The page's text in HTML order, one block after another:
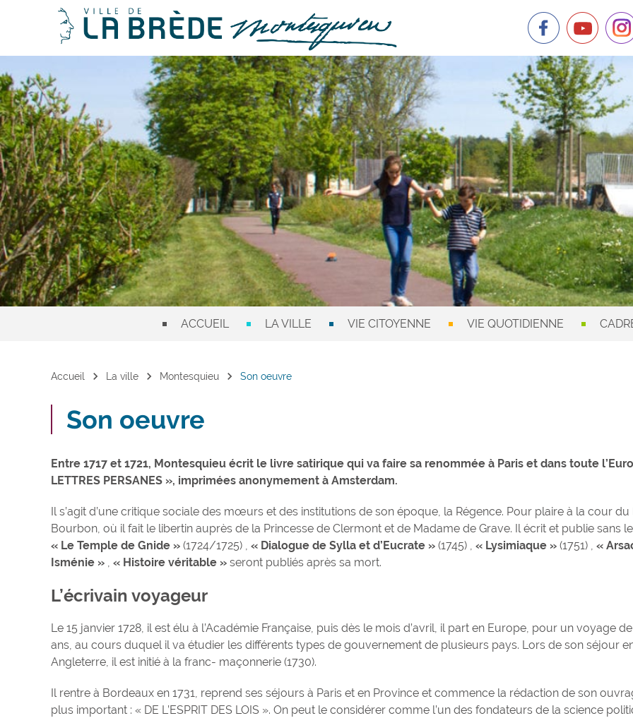
ACCUEIL LA VILLE VIE CITOYENNE VIE QUOTIDIENNE
Accueil chevron_right La ville chevron_right Montesquieu chevron_right Son oeuvre
Son oeuvre
Entre 1717 et 1721, Montesquieu écrit le livre satirique qui va faire sa renommée à Paris et dans toute
LETTRES PERSANES », imprimées anonymement à Amsterdam.
Il s’agit d’une critique sociale des mœurs et des institutions de son époque, la Régence. Pour plaire à la cour du
Bourbon, où il fait le libertin auprès de la Princesse de Clermont et de Madame de Grave. Il écrit et publie sans
« Le Temple de Gnide » (1724/1725) , « Dialogue de Sylla et d’Eucrate » (1745) , « Lysimiaque » (1751) , «
Isménie » , « Histoire véritable » seront publiés après sa mort.
L’écrivain voyageur
Le 15 janvier 1728, il est élu à l’Académie Française, puis dès le mois d’avril, il part en Europe, pour un voyage
ans, au cours duquel il va étudier les différents types de gouvernement de plusieurs pays. Lors de son séjour
Angleterre, il est initié à la franc- maçonnerie (1730).
Il rentre à Bordeaux en 1731, reprend ses séjours à Paris et en Province et commence la rédaction de son
plus important : « DE L’ESPRIT DES LOIS ». On peut le considérer comme l’un des fondateurs de la science